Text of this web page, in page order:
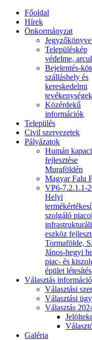
Főoldal
Hírek
Önkormányzat
Településkép
védelme,
Bejelentés-
szálláshely és
kereskedelmi
tevékenységek
Közérdekű
információk
Település
Civil szervezetek
Pályázatok
Humán
fejlesztése
Muraföldén
Magyar Falu
VP6-7.2.1.1-
Helyi
szolgáló
eszköz
Tormafölde,
János-hegyi
piac- és
épület
Választás
Választási
Választási
Választás
Galéria